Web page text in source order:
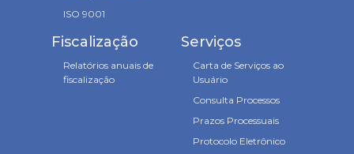
ISO 9001
Fiscalização
Relatórios anuais de
fiscalização
Serviços
Carta de Serviços ao
Usuário
Consulta Processos
Prazos Processuais
Protocolo Eletrônico